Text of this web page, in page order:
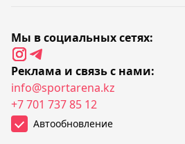
Мы в социальных сетях:
Реклама и связь с нами:
info@sportarena.kz
+7 701 737 85 12
Автообновление